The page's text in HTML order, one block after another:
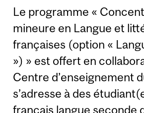
Le programme «
mineure en Langue et
françaises (option «
») » est offert en
Centre d’enseignement
s’adresse à des
français langue seconde